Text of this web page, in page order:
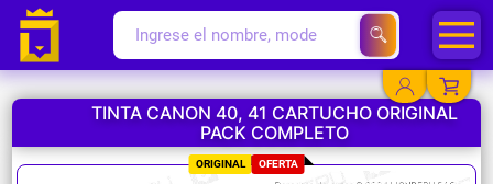
YA EXISTO
TINTA CANON 40, 41 CARTUCHO ORIGINAL
PACK COMPLETO
ORIGINAL OFERTA